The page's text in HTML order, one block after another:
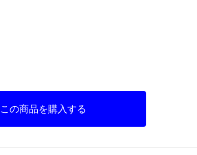
この商品を購入する